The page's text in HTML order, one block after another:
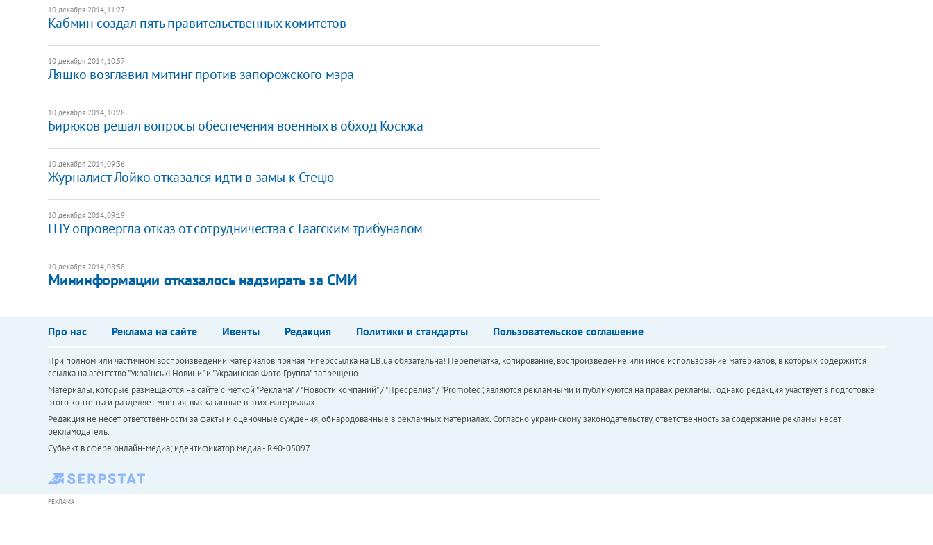
10 декабря 2014, 11:27
Кабмин создал пять правительственных комитетов
10 декабря 2014, 10:57
Ляшко возглавил митинг против запорожского мэра
10 декабря 2014, 10:28
Бирюков решал вопросы обеспечения военных в обход Косюка
10 декабря 2014, 09:36
Журналист Лойко отказался идти в замы к Стецю
10 декабря 2014, 09:19
ГПУ опровергла отказ от сотрудничества с Гаагским трибуналом
10 декабря 2014, 08:58
Мининформации отказалось надзирать за СМИ
Про нас Реклама на сайте Ивенты Редакция Политики и стандарты Пользовательское соглашение
При полном или частичном воспроизведении материалов прямая гиперссылка на LB.ua обязательна! Перепечатка, копирование, воспроизведение или иное использование материалов, в которых содержится
ссылка на агентство "Українськi Новини" и "Украинская Фото Группа" запрещено.
Материалы, которые размещаются на сайте с меткой "Реклама" / "Новости компаний" / "Пресрелиз" / "Promoted", являются рекламными и публикуются на правах рекламы. , однако редакция участвует в подготовке
этого контента и разделяет мнения, высказанные в этих материалах.
Редакция не несет ответственности за факты и оценочные суждения, обнародованные в рекламных материалах. Согласно украинскому законодательству, ответственность за содержание рекламы несет
рекламодатель.
Субъект в сфере онлайн-медиа; идентификатор медиа - R40-05097
РЕКЛАМА